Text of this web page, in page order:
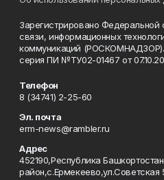
Зарегистрировано
связи, информационных
коммуникаций (РОСКОМНАДЗОР).
серия ПИ №ТУ02-01467 от
Телефон
8 (34741) 2-25-60
Эл. почта
erm-news@rambler.ru
Адрес
452190,Республика
район,с.Ермекеево,ул.Советская